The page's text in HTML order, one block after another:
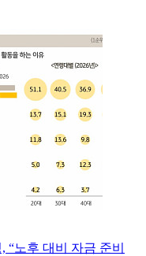
“노후 대비 자금 준비